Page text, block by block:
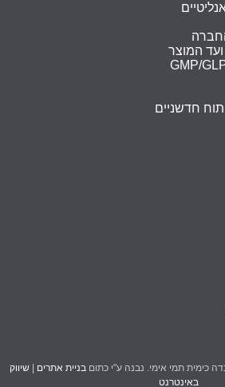
ועד המוצר
חדשניים
כימית תמי אימי. נבנה ע"י כתוםבניית אתרים |שיווק
באינטרנט